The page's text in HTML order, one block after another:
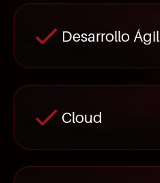
Desarrollo Ágil
Cloud